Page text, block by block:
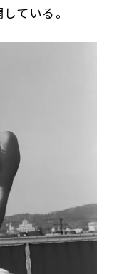
ている。